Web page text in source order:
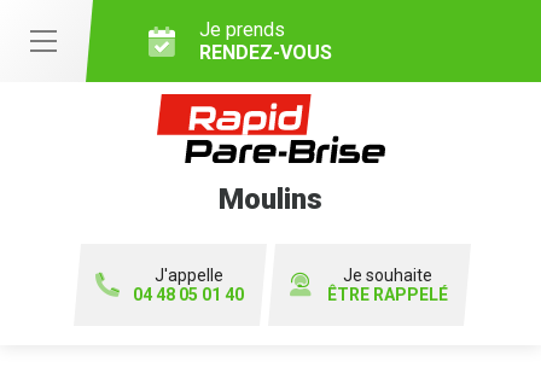
Je prends
RENDEZ-VOUS
Moulins
J'appelle
04 48 05 01 40
Je souhaite
ÊTRE RAPPELÉ